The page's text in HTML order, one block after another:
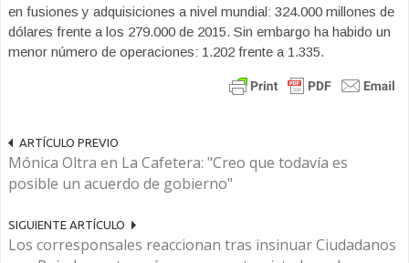
en fusiones y adquisiciones a nivel mundial: 324.000 millones de
dólares frente a los 279.000 de 2015. Sin embargo ha habido un
menor número de operaciones: 1.202 frente a 1.335.
ARTÍCULO PREVIO
Mónica Oltra en La Cafetera: "Creo que todavía es
posible un acuerdo de gobierno"
SIGUIENTE ARTÍCULO
Los corresponsales reaccionan tras insinuar Ciudadanos